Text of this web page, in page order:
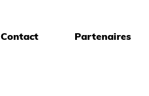
Contact Partenaires